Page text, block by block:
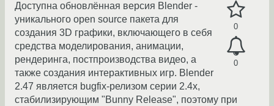
0
0
Доступна обновлённая версия Blender -
уникального open source пакета для
создания 3D графики, включающего в себя
средства моделирования, анимации,
рендеринга, постпроизводства видео, а
также создания интерактивных игр. Blender
2.47 является bugfix-релизом серии 2.4x,
стабилизирующим "Bunny Release", поэтому при